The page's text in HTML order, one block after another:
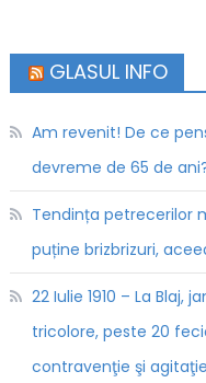
GLASUL INFO
Am revenit! De ce
devreme de 65 de
Tendința petrecerilor
puține brizbrizuri,
22 Iulie 1910 – La Blaj,
tricolore, peste 20
contravenţie şi agitaţie